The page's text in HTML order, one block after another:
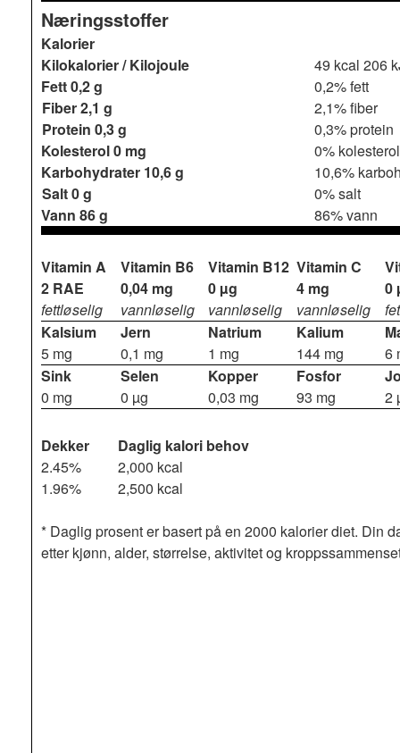
Næringsstoffer
Kalorier
Kilokalorier / Kilojoule
49 kcal 206
Fett0,2 g
0,2% fett
Fiber2,1 g
2,1% fiber
Protein 0,3 g
0,3% protein
Kolesterol0 mg
0% kolesterol
Karbohydrater 10,6 g
10,6%
Salt0 g
0% salt
Vann 86 g 86% vann
Vitamin A
2 RAE
fettløselig
Vitamin B6
0,04 mg
vannløselig
Vitamin B12
0 µg
vannløselig
Vitamin C
4 mg
vannløselig
0
Kalsium
5 mg
Jern
0,1 mg
Natrium
1 mg
Kalium
144 mg
6
Sink
0 mg
Selen
0 µg
Kopper
0,03 mg
Fosfor
93 mg
2
Dekker
Daglig kalori behov
2.45%
2,000 kcal
1.96%
2,500 kcal
* Daglig prosent er basert på en 2000 kalorier diet. Din
etter kjønn, alder, størrelse, aktivitet og